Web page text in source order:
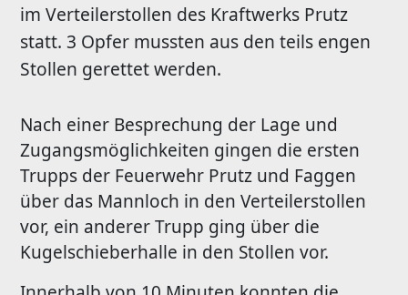
im Verteilerstollen des Kraftwerks Prutz
statt. 3 Opfer mussten aus den teils engen
Stollen gerettet werden.
Nach einer Besprechung der Lage und
Zugangsmöglichkeiten gingen die ersten
Trupps der Feuerwehr Prutz und Faggen
über das Mannloch in den Verteilerstollen
vor, ein anderer Trupp ging über die
Kugelschieberhalle in den Stollen vor.